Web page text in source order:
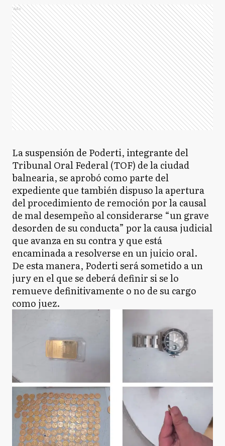
Ads
La suspensión de Poderti, integrante del
Tribunal Oral Federal (TOF) de la ciudad
balnearia, se aprobó como parte del
expediente que también dispuso la apertura
del procedimiento de remoción por la causal
de mal desempeño al considerarse “un grave
desorden de su conducta” por la causa judicial
que avanza en su contra y que está
encaminada a resolverse en un juicio oral.
De esta manera, Poderti será sometido a un
jury en el que se deberá definir si se lo
remueve definitivamente o no de su cargo
como juez.